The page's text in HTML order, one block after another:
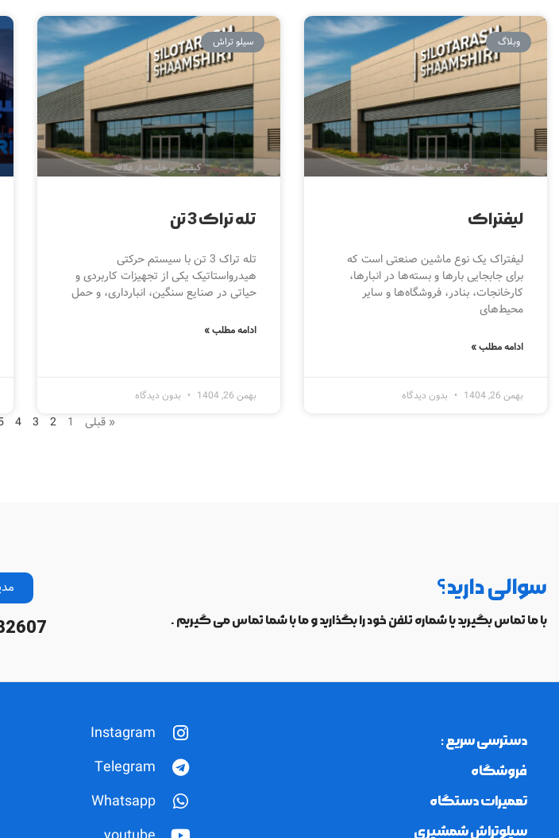
وبلاگ
لیفتراک
لیفتراک یک نوع ماشین صنعتی است که
برای جابجایی بارها و بسته‌ها در انبارها،
کارخانجات، بنادر، فروشگاه‌ها و سایر
محیط‌های
ادامه مطلب »
بهمن 26, 1404 بدون دیدگاه
سیلو تراش
تله تراک 3 تن
تله تراک 3 تن با سیستم حرکتی
هیدرواستاتیک یکی از تجهیزات کاربردی و
حیاتی در صنایع سنگین، انبارداری، و حمل
ادامه مطلب »
بهمن 26, 1404 بدون دیدگاه
« قبلی 1
2
3
4
سوالی دارید؟
با ما تماس بگیرید یا شماره تلفن خود را بگذارید و ما با شما تماس می گیریم .
دسترسی سریع :
فروشگاه
تعمیرات دستگاه
سیلوتراش شمشیری
Instagram
Telegram
Whatsapp